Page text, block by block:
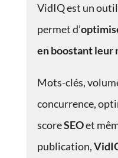
VidIQ est un
permet d’
en boostant leur
Mots-clés,
concurrence,
scoreSEOet
publication,